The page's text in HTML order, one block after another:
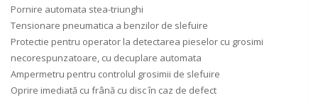
Pornire automata stea-triunghi
Tensionare pneumatica a benzilor de slefuire
Protectie pentru operator la detectarea pieselor cu grosimi
necorespunzatoare, cu decuplare automata
Ampermetru pentru controlul grosimii de slefuire
Oprire imediată cu frână cu disc în caz de defect